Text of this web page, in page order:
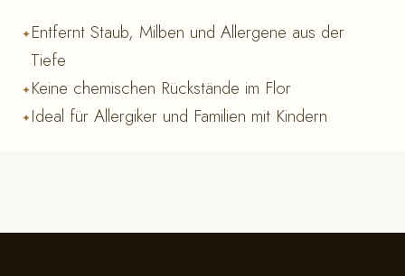
Entfernt Staub, Milben und Allergene aus der
Tiefe
Keine chemischen Rückstände im Flor
Ideal für Allergiker und Familien mit Kindern